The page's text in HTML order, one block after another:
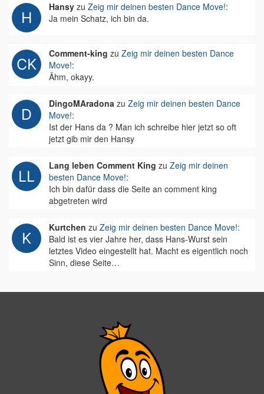
Hansy zu Zeig mir deinen besten Dance Move!:
Ja mein Schatz, ich bin da.
Comment-king zu Zeig mir deinen besten Dance
Move!:
Ähm, okayy.
DingoMAradona zu Zeig mir deinen besten Dance
Move!:
Ist der Hans da ? Man ich schreibe hier jetzt so oft
jetzt gib mir den Hansy
Lang leben Comment King zu Zeig mir deinen
besten Dance Move!:
Ich bin dafür dass die Seite an comment king
abgetreten wird
Kurtchen zu Zeig mir deinen besten Dance Move!:
Bald ist es vier Jahre her, dass Hans-Wurst sein
letztes Video eingestellt hat. Macht es eigentlich noch
Sinn, diese Seite…